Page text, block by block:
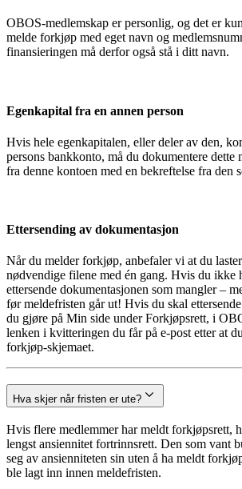
OBOS-medlemskap er personlig, og det er
melde forkjøp med eget navn og
finansieringen må derfor også stå i ditt navn.
Egenkapital fra en annen person
Hvis hele egenkapitalen, eller deler av den,
persons bankkonto, må du dokumentere dette
fra denne kontoen med en bekreftelse fra den
Ettersending av dokumentasjon
Når du melder forkjøp, anbefaler vi at du
nødvendige filene med én gang. Hvis du ikke
ettersende dokumentasjonen som mangler –
før meldefristen går ut! Hvis du skal
du gjøre på Min side under Forkjøpsrett, i
lenken i kvitteringen du får på e-post etter at
forkjøp-skjemaet.
Hva skjer når fristen er ute?
Hvis flere medlemmer har meldt forkjøpsrett,
lengst ansiennitet fortrinnsrett. Den som vant
seg av ansienniteten sin uten å ha meldt
ble lagt inn innen meldefristen.